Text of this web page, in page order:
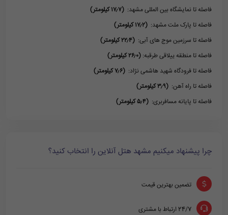
فاصله تا نمایشگاه بین المللی مشهد: (۱۷٫۷ کیلومتر)
فاصله تا پارک ملت مشهد: (۱۷٫۲ کیلومتر)
فاصله تا سرزمین موج های آبی: (۲۲٫۴ کیلومتر)
فاصله تا منطقه ییلاقی طرقبه: (۲۶٫۰ کیلومتر)
فاصله تا فرودگاه شهید هاشمی نژاد: (۷٫۶ کیلومتر)
فاصله تا راه آهن: (۳٫۹ کیلومتر)
فاصله تا پایانه مسافربری: (۵٫۴ کیلومتر)
چرا پیشنهاد میکنیم مشهد هتل آنلاین را انتخاب کنید؟
تضمین بهترین قیمت
24/7 ارتباط با مشتری